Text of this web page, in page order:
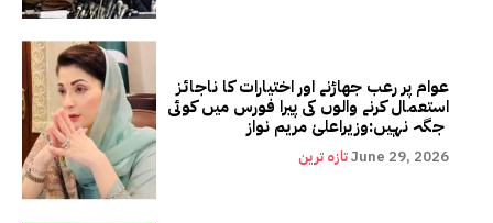
عوام پر رعب جھاڑنے اور اختیارات کا ناجائز
استعمال کرنے والوں کی پیرا فورس میں کوئی
تازہ ترینJune 29, 2026